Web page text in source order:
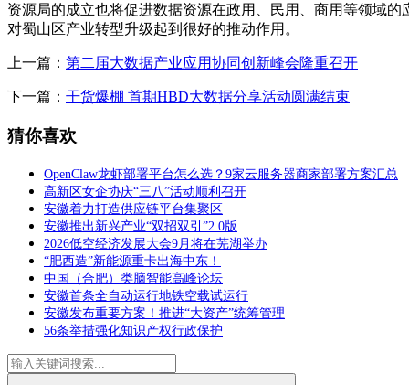
资源局的成立也将促进数据资源在政用、民用、商用等领域的
对蜀山区产业转型升级起到很好的推动作用。
上一篇： 第二届大数据产业应用协同创新峰会隆重召开
下一篇： 干货爆棚 首期HBD大数据分享活动圆满结束
猜你喜欢
OpenClaw龙虾部署平台怎么选？9家云服务器商家部署方案汇总
高新区女企协庆“三八”活动顺利召开
安徽着力打造供应链平台集聚区
安徽推出新兴产业“双招双引”2.0版
2026低空经济发展大会9月将在芜湖举办
“肥西造”新能源重卡出海中东！
中国（合肥）类脑智能高峰论坛
安徽首条全自动运行地铁空载试运行
安徽发布重要方案！推进“大资产”统筹管理
56条举措强化知识产权行政保护